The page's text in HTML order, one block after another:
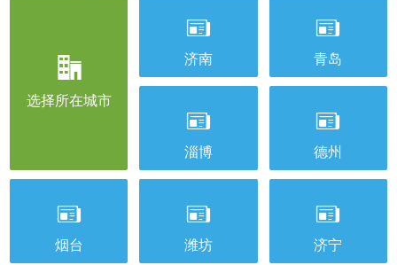

选择所在城市

济南

青岛

淄博

德州

烟台

潍坊

济宁